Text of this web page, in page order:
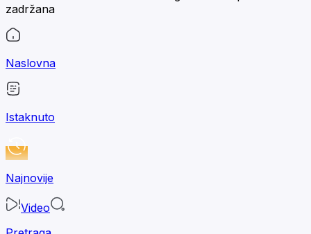
zadržana
Naslovna
Istaknuto
Najnovije
Video